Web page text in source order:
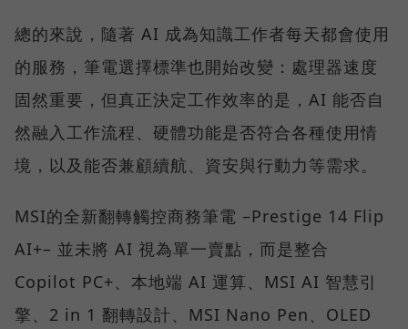
總的來說，隨著 AI 成為知識工作者每天都會使用
的服務，筆電選擇標準也開始改變：處理器速度
固然重要，但真正決定工作效率的是，AI 能否自
然融入工作流程、硬體功能是否符合各種使用情
境，以及能否兼顧續航、資安與行動力等需求。
MSI的全新翻轉觸控商務筆電 –Prestige 14 Flip
AI+– 並未將 AI 視為單一賣點，而是整合
Copilot PC+、本地端 AI 運算、MSI AI 智慧引
擎、2 in 1 翻轉設計、MSI Nano Pen、OLED